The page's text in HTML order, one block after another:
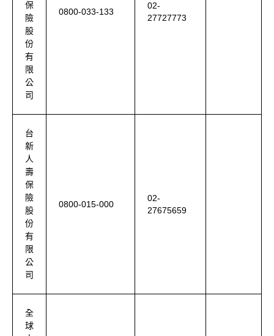
保
險
股
份
有
限
公
司
0800-033-133
02-
27727773
台
新
人
壽
保
險
股
份
有
限
公
司
0800-015-000
02-
27675659
全
球